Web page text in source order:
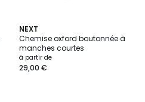
NEXT
Chemise oxford boutonnée à
manches courtes
à partir de
29,00 €
5
/
5
2
Couleurs